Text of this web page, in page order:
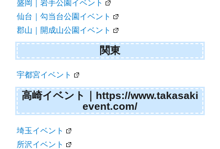
盛岡｜岩手公園イベント
仙台｜勾当台公園イベント
郡山｜開成山公園イベント
関東
宇都宮イベント
高崎イベント｜https://www.takasaki
event.com/
埼玉イベント
所沢イベント